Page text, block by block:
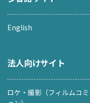
English
法人向けサイト
ロケ・撮影（フィルムコ